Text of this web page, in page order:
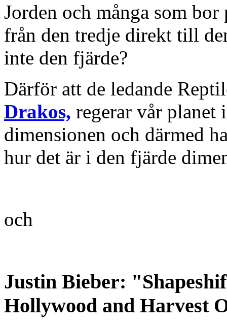
Jorden och många som
från den tredje direkt till
inte den fjärde?
Därför att de ledande
Drakos, regerar vår planet
dimensionen och därmed
hur det är i den fjärde
och
Justin Bieber:
Hollywood and Harvest